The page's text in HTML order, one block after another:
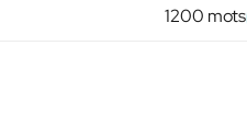
1200 mots